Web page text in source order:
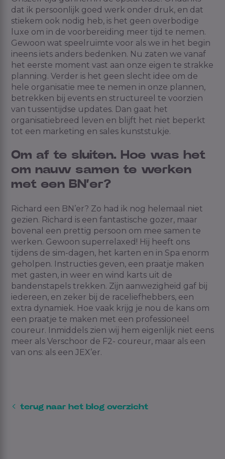
dat ik persoonlijk goed werk onder druk, en dat
stiekem ook nodig heb, is het geen overbodige
luxe om in de voorbereiding meer tijd te nemen.
Gewoon wat speelruimte voor als we in het begin
ineens iets anders bedenken. Nu zaten we vanaf
het eerste moment vast aan onze eigen te strakke
planning. Verder is het geen slecht idee om de
hele organisatie mee te nemen in onze plannen,
betrekken bij events en structureel te voorzien
van tussentijdse updates. Dan gaat het
organisatiebreed
leven en blijft het niet beperkt
tot een marketing en sales kunststukje.
Om af te sluiten. Hoe was het
om nauw samen te werken
met een BN’er?
Richard een BN’er? Zo had ik nog helemaal niet
gezien. Richard is een fantastische gozer, maar
bovenal een prettig persoon om mee samen te
werken. Gewoon superrelaxed! Hij heeft ons
tijdens de sim-dagen, het karten en in Spa enorm
geholpen. Instructies geven, een praatje maken
met gasten, in weer en wind karts uit de
bandenstapels trekken. Zijn aanwezigheid gaf bij
iedereen, en zeker bij de raceliefhebbers, een
extra dynamiek. Hoe vaak krijg je nou de kans om
een praatje te maken met een professioneel
coureur. Inmiddels zien wij hem eigenlijk niet eens
meer als Verschoor de F2- coureur, maar als een
van ons: als een JEX’er.
terug naar het blog overzicht